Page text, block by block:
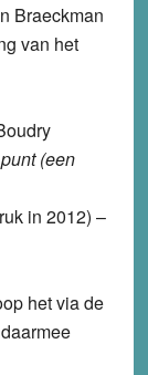
Braeckman
van het
(een
in 2012) –
het via de